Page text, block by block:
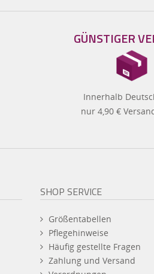
GÜNSTIGER
Innerhalb
nur 4,90 €
SHOP SERVICE
Größentabellen
Pflegehinweise
Häufig gestellte Fragen
Zahlung und Versand